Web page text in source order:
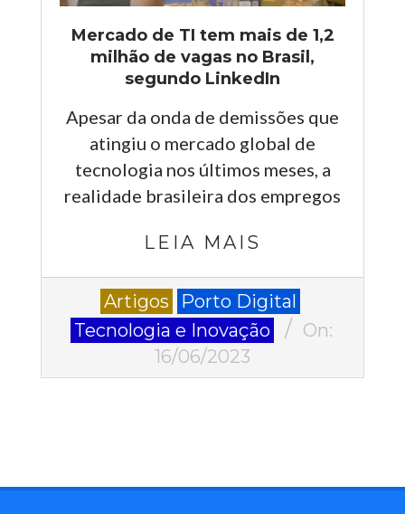
Mercado de TI tem mais de 1,2
milhão de vagas no Brasil,
segundo LinkedIn
Apesar da onda de demissões que
atingiu o mercado global de
tecnologia nos últimos meses, a
realidade brasileira dos empregos
LEIA MAIS
Artigos
Porto Digital
Tecnologia e Inovação
On:
16/06/2023